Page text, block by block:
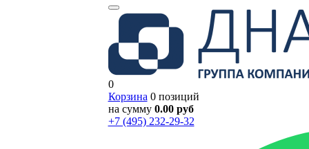
0
Корзина 0 позиций
на сумму 0.00 руб
+7 (495) 232-29-32